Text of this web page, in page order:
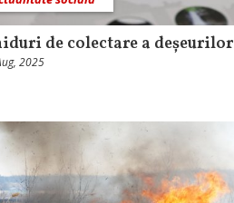
de colectare a deșeurilor
2025